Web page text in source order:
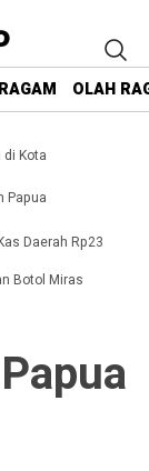
RAGAM OLAH
Kota
Papua
Daerah Rp23
Botol Miras